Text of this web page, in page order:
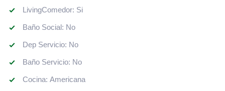
LivingComedor: Si
Baño Social: No
Dep Servicio: No
Baño Servicio: No
Cocina: Americana